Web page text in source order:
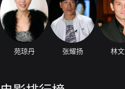
苑琼丹 张耀扬 林